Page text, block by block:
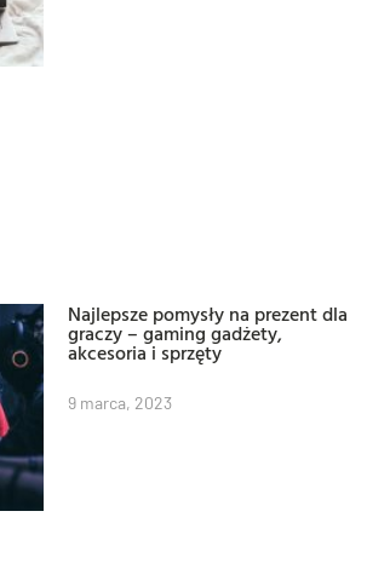
Najlepsze pomysły na prezent dla
graczy – gaming gadżety,
akcesoria i sprzęty
9 marca, 2023